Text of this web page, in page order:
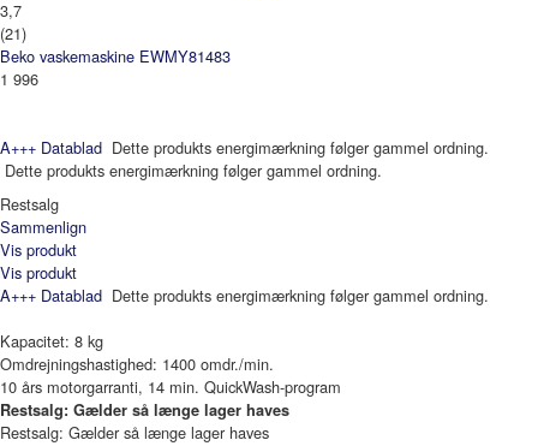
3,7
(21)
Beko vaskemaskine EWMY81483
1 996
A+++ Datablad Dette produkts energimærkning følger gammel ordning.
Dette produkts energimærkning følger gammel ordning.
Restsalg
Sammenlign
Vis produkt
Vis produkt
A+++ Datablad Dette produkts energimærkning følger gammel ordning.
Kapacitet: 8 kg
Omdrejningshastighed: 1400 omdr./min.
10 års motorgarranti, 14 min. QuickWash-program
Restsalg: Gælder så længe lager haves
Restsalg: Gælder så længe lager haves